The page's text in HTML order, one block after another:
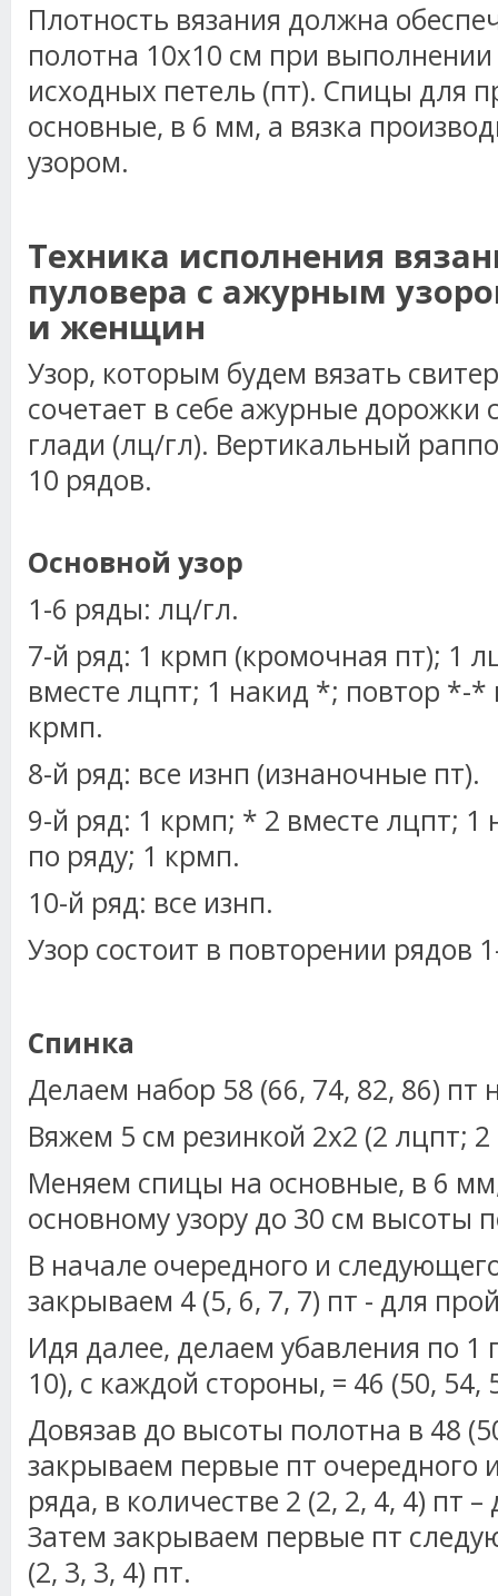
Плотность вязания должна
полотна 10х10 см при выполнении
исходных петель (пт). Спицы для
основные, в 6 мм, а вязка
узором.
Техника исполнения
пуловера с ажурным
и женщин
Узор, которым будем вязать
сочетает в себе ажурные дорожки
глади (лц/гл). Вертикальный
10 рядов.
Основной узор
1-6 ряды: лц/гл.
7-й ряд: 1 крмп (кромочная пт); 1
вместе лцпт; 1 накид *; повтор *-*
крмп.
8-й ряд: все изнп (изнаночные пт).
9-й ряд: 1 крмп; * 2 вместе лцпт;
по ряду; 1 крмп.
10-й ряд: все изнп.
Узор состоит в повторении рядов
Спинка
Делаем набор 58 (66, 74, 82, 86)
Вяжем 5 см резинкой 2х2 (2 лцпт; 2
Меняем спицы на основные, в 6
основному узору до 30 см высоты
В начале очередного и
закрываем 4 (5, 6, 7, 7) пт - для
Идя далее, делаем убавления по 1
10), с каждой стороны, = 46 (50, 54,
Довязав до высоты полотна в 48
закрываем первые пт очередного
ряда, в количестве 2 (2, 2, 4, 4) пт
Затем закрываем первые пт
(2, 3, 3, 4) пт.